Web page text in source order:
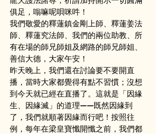
俱足，嗡嘛呢唄咪吽！
我們敬愛的釋蓮鎮金剛上師、釋蓮姜法
師、釋蓮究法師、我們的兩位助教、所
有在場的師兄師姐及網路的師兄師姐、
善信大德，大家午安！
昨天晚上，我們還在討論要不要開直
播，當時大家都覺得有點不習慣；沒想
到今天就已經在直播了。這就是「因緣
生、因緣滅」的道理——既然因緣到
了，我們就順著因緣而行吧！按照往
例，每年在梁皇寶懺開懺之前，我們都